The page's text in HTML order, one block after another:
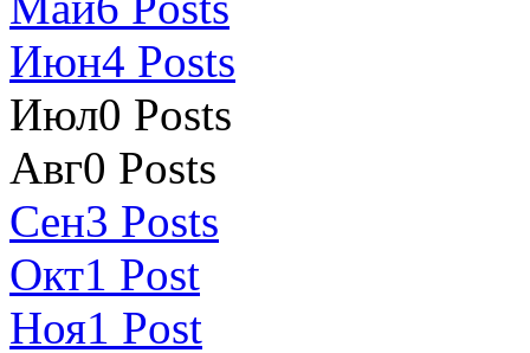
Июн4 Posts
Июл0 Posts
Авг0 Posts
Сен3 Posts
Окт1 Post
Ноя1 Post